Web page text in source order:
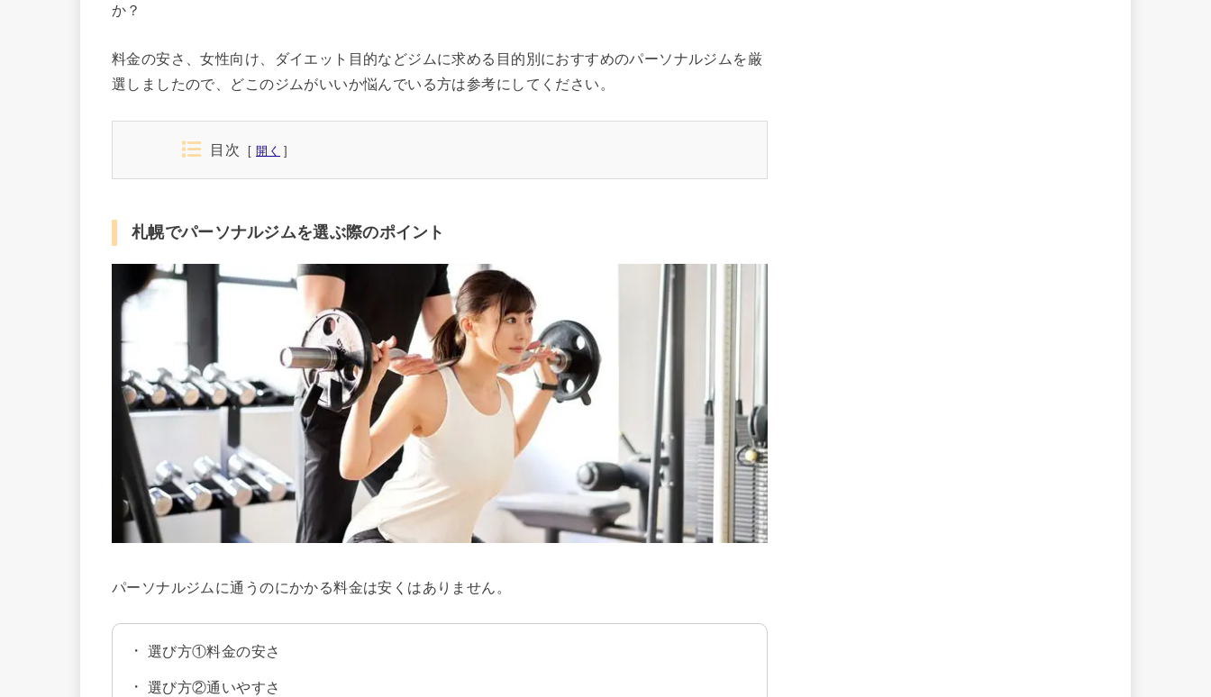
か？
料金の安さ、女性向け、ダイエット目的などジムに求める目的別におすすめのパーソナルジムを厳
選しましたので、どこのジムがいいか悩んでいる方は参考にしてください。
目次 開く
札幌でパーソナルジムを選ぶ際のポイント
パーソナルジムに通うのにかかる料金は安くはありません。
選び方①料金の安さ
選び方②通いやすさ